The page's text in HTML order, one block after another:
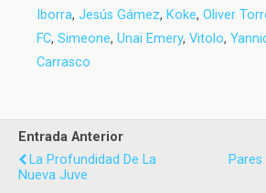
Iborra, Jesús Gámez, Koke, Oliver
FC, Simeone, Unai Emery, Vitolo,
Carrasco
Entrada Anterior
La Profundidad De La
Nueva Juve